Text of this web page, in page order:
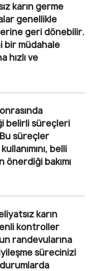
karın germe
genellikle
geri dönebilir.
bir müdahale
hızlı ve
belirli süreçleri
süreçler
belli
önerdiği bakımı
karın
kontroller
randevularına
sürecinizi